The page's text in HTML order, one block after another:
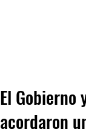
El
acordaron